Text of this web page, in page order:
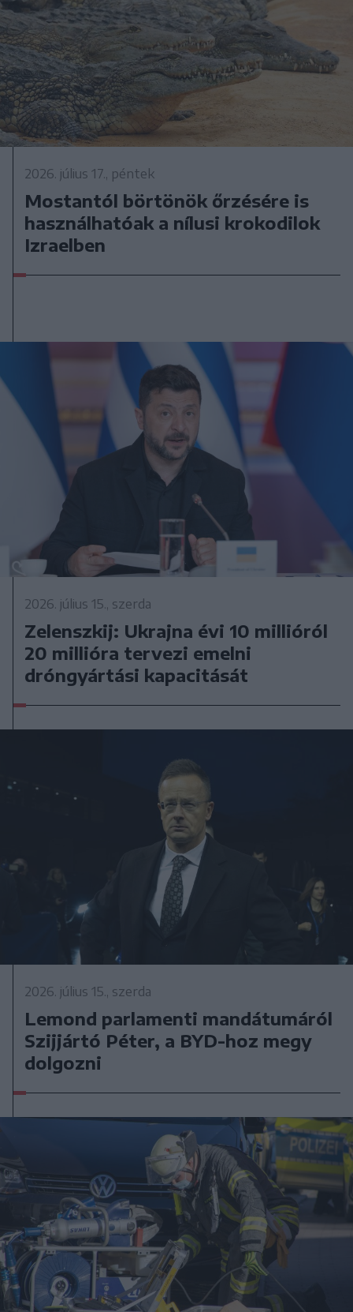
2026. július 17., péntek
Mostantól börtönök őrzésére is
használhatóak a nílusi krokodilok
Izraelben
2026. július 15., szerda
Zelenszkij: Ukrajna évi 10 millióról
20 millióra tervezi emelni
dróngyártási kapacitását
2026. július 15., szerda
Lemond parlamenti mandátumáról
Szijjártó Péter, a BYD-hoz megy
dolgozni